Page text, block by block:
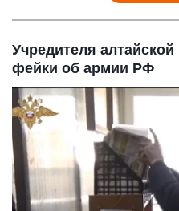
Учредителя
фейки об армии РФ